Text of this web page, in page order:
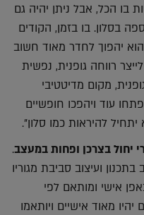
בו הכל, אבל ניתן יהיה גם
בסלון. בו בזמן, הקודים
יהפוך לחדר מאוד חשוב
רווחה גופנית, נפשית
מקום מדיטטיבי
עוד ויהפכו חופשיים
יתחיל להיראות כמו סלון".
יחול בצרכן ופחות במעצב.
ועיצוב סביבת מגוריו
אישי ומותאם לפי
מאוד אישיים ויותאמו